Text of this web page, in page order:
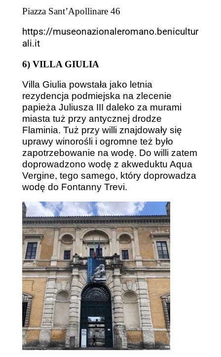
Piazza Sant’Apollinare 46
https://museonazionaleromano.benicultur
ali.it
6) VILLA GIULIA
Villa Giulia powstała jako letnia
rezydencja podmiejska na zlecenie
papieża Juliusza III daleko za murami
miasta tuż przy antycznej drodze
Flaminia. Tuż przy willi znajdowały się
uprawy winorośli i ogromne też było
zapotrzebowanie na wodę. Do willi zatem
doprowadzono wodę z akweduktu Aqua
Vergine, tego samego, który doprowadza
wodę do Fontanny Trevi.